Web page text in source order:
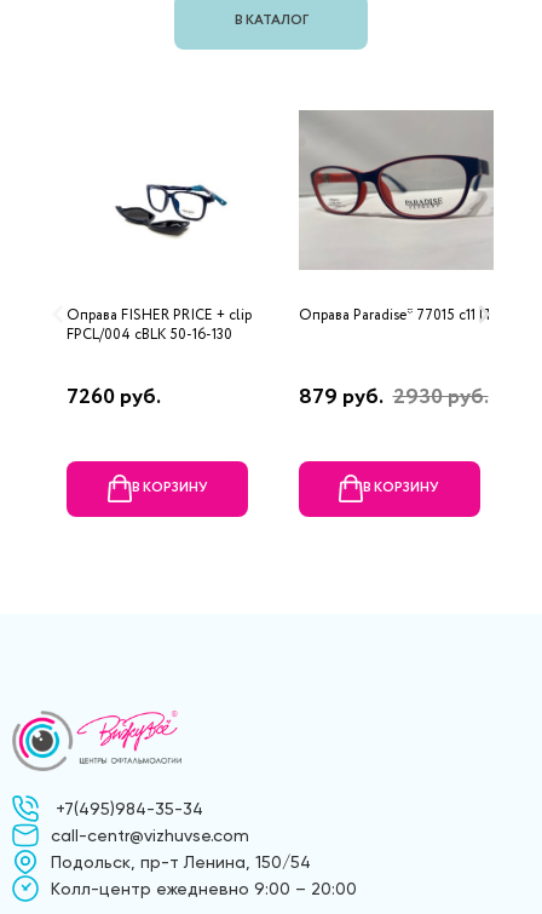
В КАТАЛОГ
Оправа FISHER PRICE + clip
FPCL/004 cBLK 50-16-130
7260 руб.
В КОРЗИНУ
Оправа Paradise* 77015 с11 П
879 руб. 2930 руб.
В КОРЗИНУ
+7(495)984-35-34
call-centr@vizhuvse.com
Подольск, пр-т Ленина, 150/54
Kолл-центр ежедневно 9:00 – 20:00